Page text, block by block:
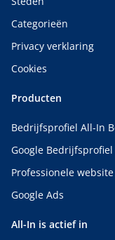
Categorieën
Privacy verklaring
Cookies
Producten
Bedrijfsprofiel All-In
Google Bedrijfsprofiel
Professionele website
Google Ads
All-In is actief in